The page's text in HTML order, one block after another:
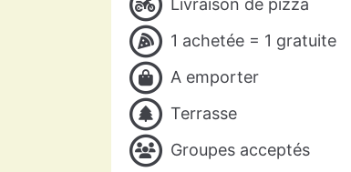
Livraison de pizza
1 achetée = 1 gratuite
A emporter
Terrasse
Groupes acceptés